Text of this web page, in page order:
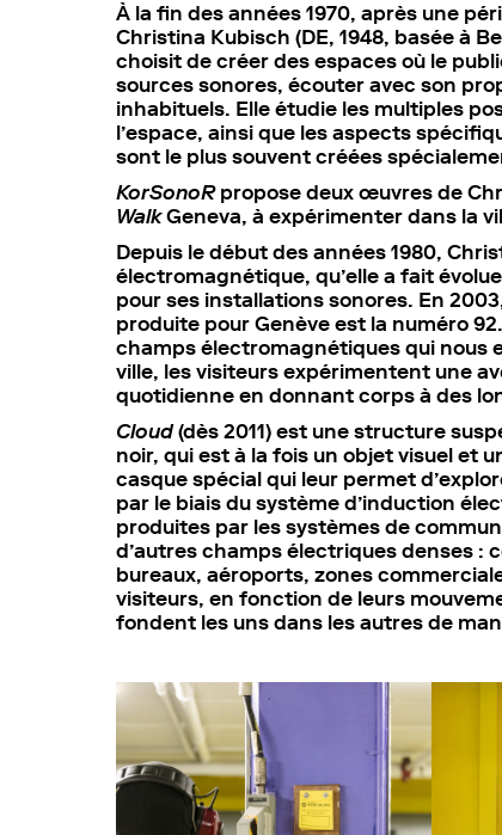
À la fin des années 1970, après une
Christina Kubisch (DE, 1948, basée à
choisit de créer des espaces où le
sources sonores, écouter avec son
inhabituels. Elle étudie les multiples
l’espace, ainsi que les aspects
sont le plus souvent créées
KorSonoRpropose deux œuvres de
WalkGeneva, à expérimenter dans la
Depuis le début des années 1980,
électromagnétique, qu’elle a fait
pour ses installations sonores. En
produite pour Genève est la numéro
champs électromagnétiques qui nous
ville, les visiteurs expérimentent une
quotidienne en donnant corps à des
Cloud(dès 2011) est une structure
noir, qui est à la fois un objet visuel et
casque spécial qui leur permet
par le biais du système d’induction
produites par les systèmes de
d’autres champs électriques denses :
bureaux, aéroports, zones
visiteurs, en fonction de leurs
fondent les uns dans les autres de